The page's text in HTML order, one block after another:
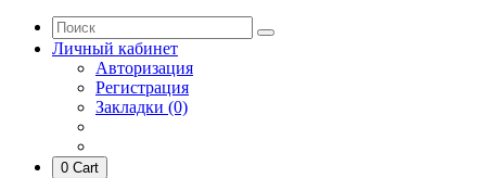
Личный кабинет
Авторизация
Регистрация
Закладки (0)
0 Cart